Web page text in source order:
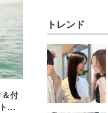
付
第5
トレンド